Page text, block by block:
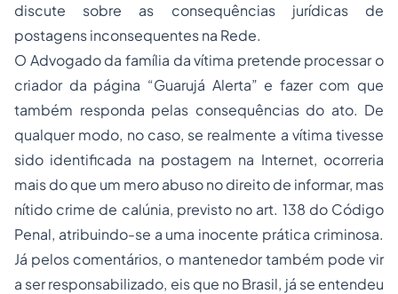
discute sobre as consequências jurídicas de
postagens inconsequentes na Rede.
O Advogado da família da vítima pretende processar o
criador da página “Guarujá Alerta” e fazer com que
também responda pelas consequências do ato. De
qualquer modo, no caso, se realmente a vítima tivesse
sido identificada na postagem na Internet, ocorreria
mais do que um mero abuso no direito de informar, mas
nítido crime de calúnia, previsto no art. 138 do Código
Penal, atribuindo-se a uma inocente prática criminosa.
Já pelos comentários, o mantenedor também pode vir
a ser responsabilizado, eis que no Brasil, já se entendeu